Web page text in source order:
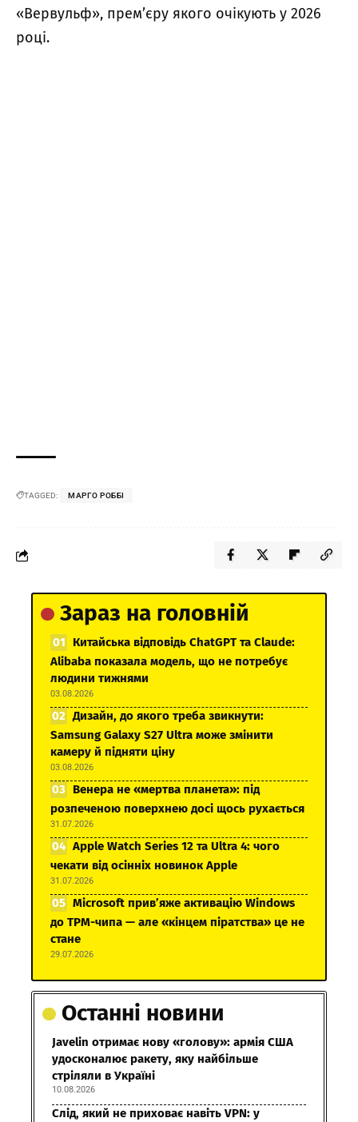
«Вервульф», прем’єру якого очікують у 2026
році.
TAGGED: МАРГО РОББІ
Зараз на головній
Китайська відповідь ChatGPT та Claude:
Alibaba показала модель, що не потребує
людини тижнями
03.08.2026
Дизайн, до якого треба звикнути:
Samsung Galaxy S27 Ultra може змінити
камеру й підняти ціну
03.08.2026
Венера не «мертва планета»: під
розпеченою поверхнею досі щось рухається
31.07.2026
Apple Watch Series 12 та Ultra 4: чого
чекати від осінніх новинок Apple
31.07.2026
Microsoft прив’яже активацію Windows
до TPM-чипа — але «кінцем піратства» це не
стане
29.07.2026
Останні новини
Javelin отримає нову «голову»: армія США
удосконалює ракету, яку найбільше
стріляли в Україні
10.08.2026
Слід, який не приховає навіть VPN: у